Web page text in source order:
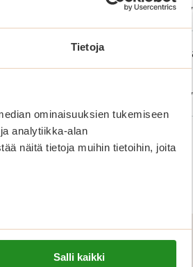
Tietoja
ominaisuuksien tukemiseen
analytiikka-alan
näitä tietoja muihin tietoihin, joita
Salli kaikki
Juna-asema
autopysäkit